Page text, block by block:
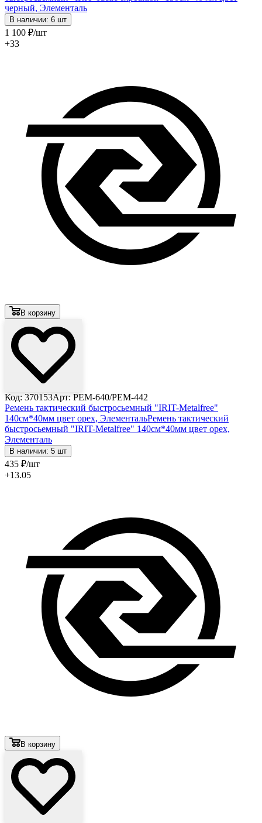
черный, Элементаль
В наличии: 6 шт
1 100 ₽/шт
+33
В корзину
Код: 370153Арт: РЕМ-640/РЕМ-442
Ремень тактический быстросьемный "IRIT-Metalfree"
140см*40мм цвет орех, ЭлементальРемень тактический
быстросьемный "IRIT-Metalfree" 140см*40мм цвет орех,
Элементаль
В наличии: 5 шт
435 ₽/шт
+13.05
В корзину